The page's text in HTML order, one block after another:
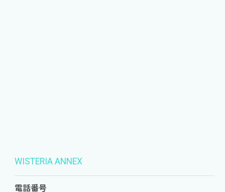
WISTERIA ANNEX
電話番号